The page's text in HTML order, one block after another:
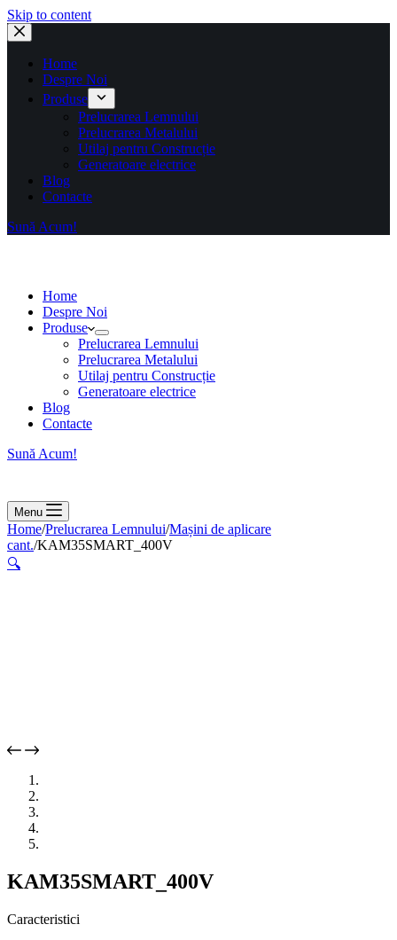
Skip to content
Home
Despre Noi
Produse
Prelucrarea Lemnului
Prelucrarea Metalului
Utilaj pentru Construcție
Generatoare electrice
Blog
Contacte
Sună Acum!
Home
Despre Noi
Produse
Prelucrarea Lemnului
Prelucrarea Metalului
Utilaj pentru Construcție
Generatoare electrice
Blog
Contacte
Sună Acum!
Menu
Home/Prelucrarea Lemnului/Mașini de aplicare
cant./KAM35SMART_400V
🔍
KAM35SMART_400V
Caracteristici